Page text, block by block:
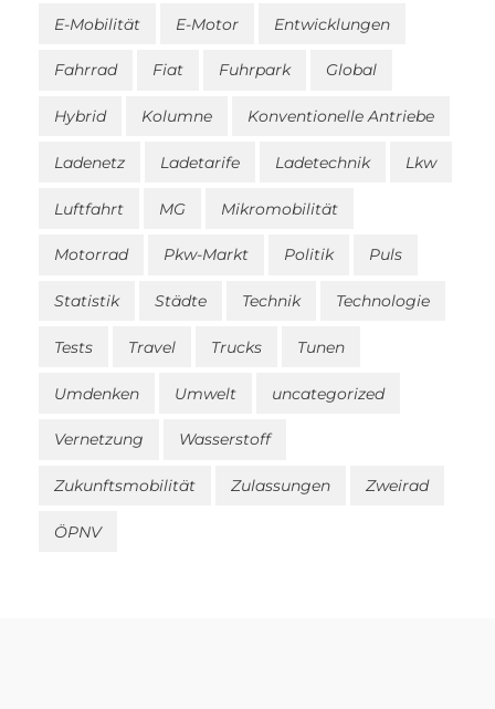
E-Mobilität E-Motor Entwicklungen
Fahrrad Fiat Fuhrpark Global
Hybrid Kolumne Konventionelle Antriebe
Ladenetz Ladetarife Ladetechnik Lkw
Luftfahrt MG Mikromobilität
Motorrad Pkw-Markt Politik Puls
Statistik Städte Technik Technologie
Tests Travel Trucks Tunen
Umdenken Umwelt uncategorized
Vernetzung Wasserstoff
Zukunftsmobilität Zulassungen Zweirad
ÖPNV